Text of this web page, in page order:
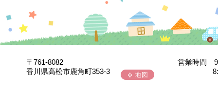
〒761-8082
香川県高松市鹿角町353-3
地図
営業時間
8:30 -